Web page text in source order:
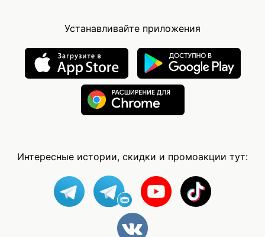
Устанавливайте приложения
Интересные истории, скидки и промоакции тут: